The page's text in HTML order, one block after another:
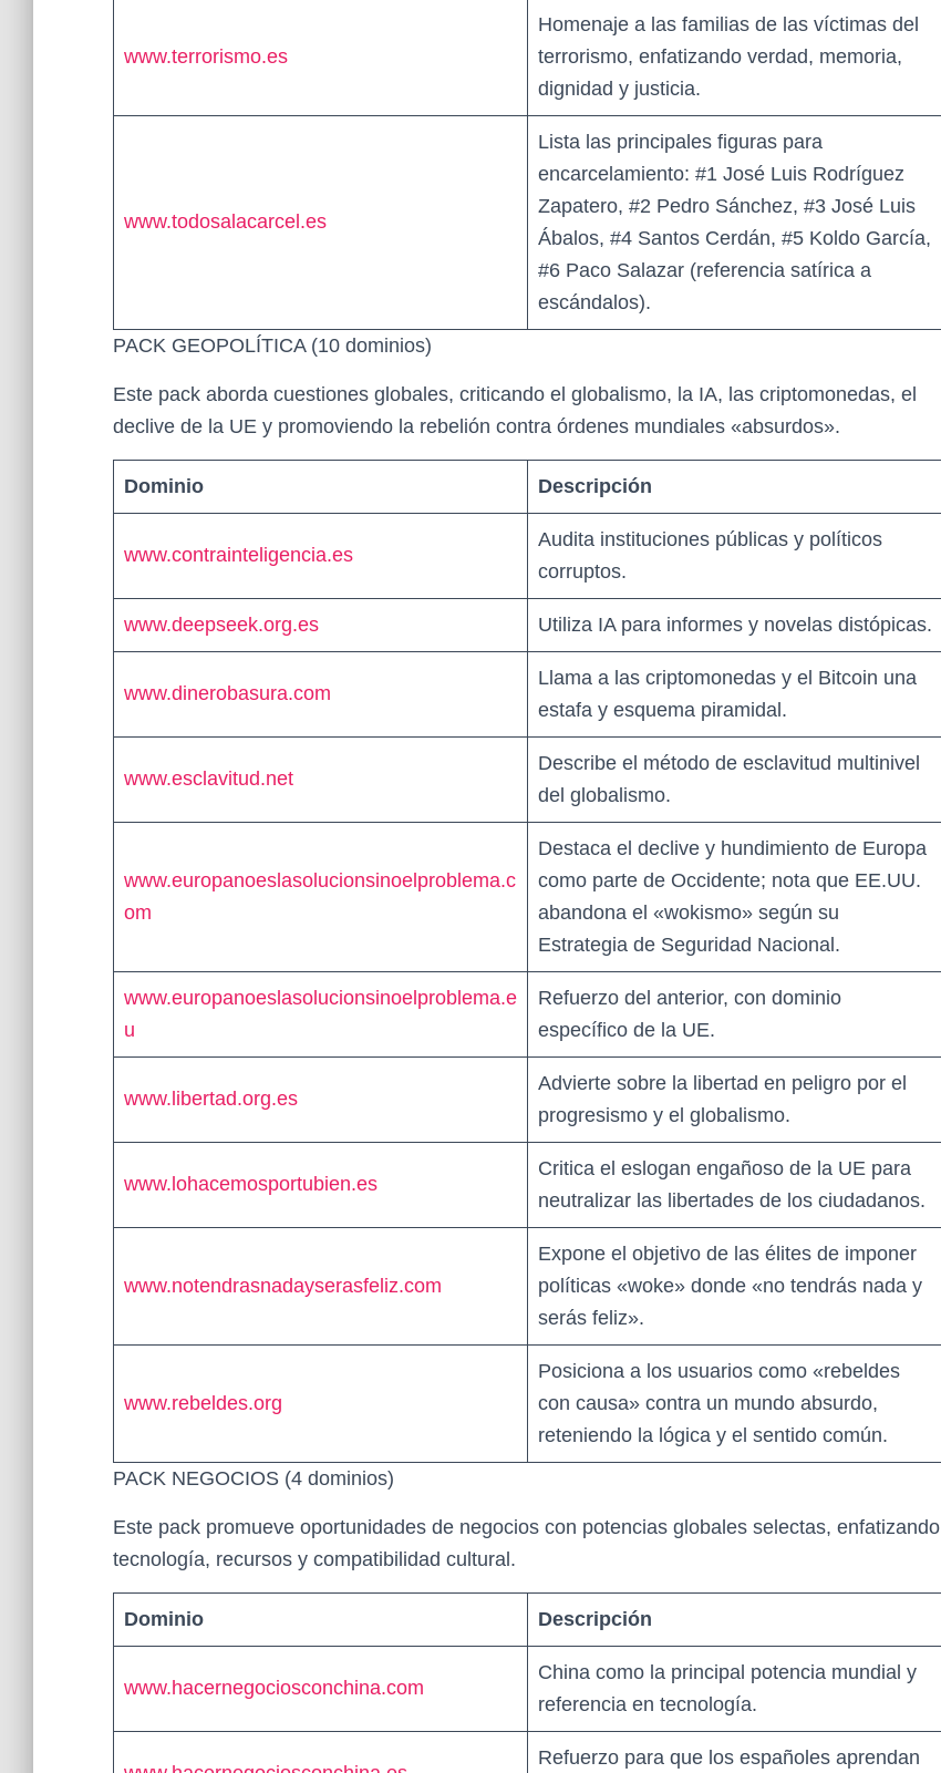
www.terrorismo.es
Homenaje a las familias de las víctimas del
terrorismo, enfatizando verdad, memoria,
dignidad y justicia.
www.todosalacarcel.es
Lista las principales figuras para
encarcelamiento: #1 José Luis Rodríguez
Zapatero, #2 Pedro Sánchez, #3 José Luis
Ábalos, #4 Santos Cerdán, #5 Koldo García,
#6 Paco Salazar (referencia satírica a
escándalos).
PACK GEOPOLÍTICA (10 dominios)
Este pack aborda cuestiones globales, criticando el globalismo, la IA, las criptomonedas, el
declive de la UE y promoviendo la rebelión contra órdenes mundiales «absurdos».
Dominio Descripción
www.contrainteligencia.es
Audita instituciones públicas y políticos
corruptos.
www.deepseek.org.es Utiliza IA para informes y novelas distópicas.
www.dinerobasura.com
Llama a las criptomonedas y el Bitcoin una
estafa y esquema piramidal.
www.esclavitud.net
Describe el método de esclavitud multinivel
del globalismo.
www.europanoeslasolucionsinoelproblema.c
om
Destaca el declive y hundimiento de Europa
como parte de Occidente; nota que EE.UU.
abandona el «wokismo» según su
Estrategia de Seguridad Nacional.
www.europanoeslasolucionsinoelproblema.e
u
Refuerzo del anterior, con dominio
específico de la UE.
www.libertad.org.es
Advierte sobre la libertad en peligro por el
progresismo y el globalismo.
www.lohacemosportubien.es
Critica el eslogan engañoso de la UE para
neutralizar las libertades de los ciudadanos.
www.notendrasnadayserasfeliz.com
Expone el objetivo de las élites de imponer
políticas «woke» donde «no tendrás nada y
serás feliz».
www.rebeldes.org
Posiciona a los usuarios como «rebeldes
con causa» contra un mundo absurdo,
reteniendo la lógica y el sentido común.
PACK NEGOCIOS (4 dominios)
Este pack promueve oportunidades de negocios con potencias globales selectas, enfatizando
tecnología, recursos y compatibilidad cultural.
Dominio Descripción
www.hacernegociosconchina.com
China como la principal potencia mundial y
referencia en tecnología.
Refuerzo para que los españoles aprendan